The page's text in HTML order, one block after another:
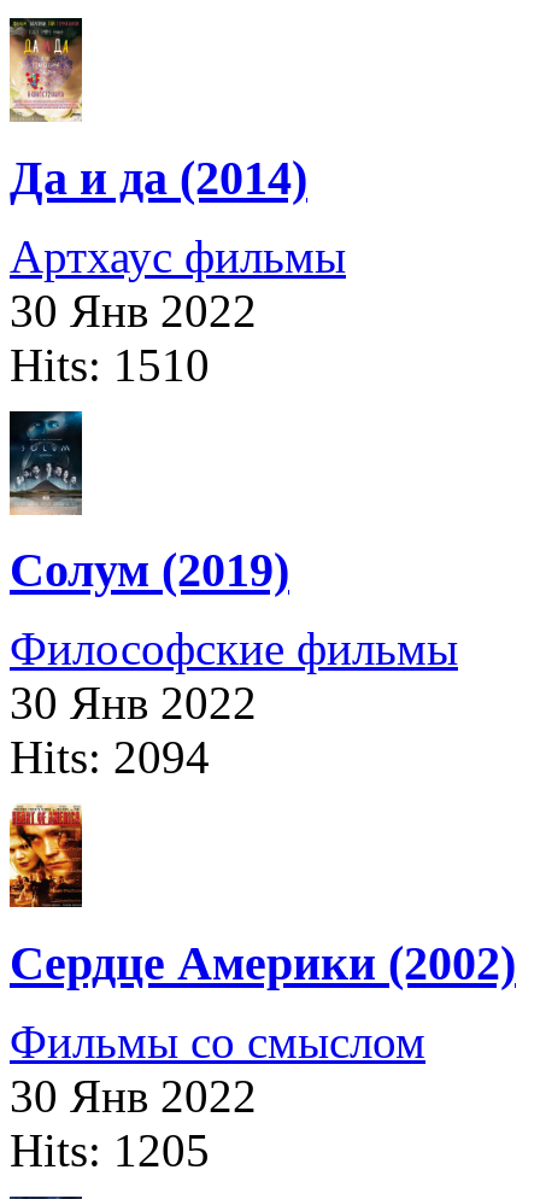
Да и да (2014)
Артхаус фильмы
30 Янв 2022
Hits: 1510
Солум (2019)
Философские фильмы
30 Янв 2022
Hits: 2094
Сердце Америки (2002)
Фильмы со смыслом
30 Янв 2022
Hits: 1205